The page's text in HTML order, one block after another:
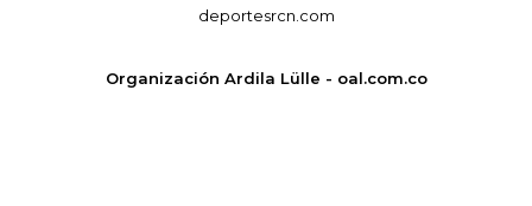
deportesrcn.com
Organización Ardila Lülle - oal.com.co